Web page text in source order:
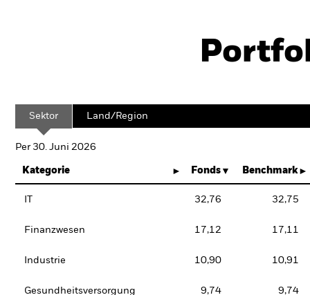
Sektor Land/Region
Per 30. Juni 2026
Kategorie Fonds Benchmark
32,76 32,75
Finanzwesen 17,12 17,11
Industrie 10,90 10,91
Gesundheitsversorgung 9,74 9,74